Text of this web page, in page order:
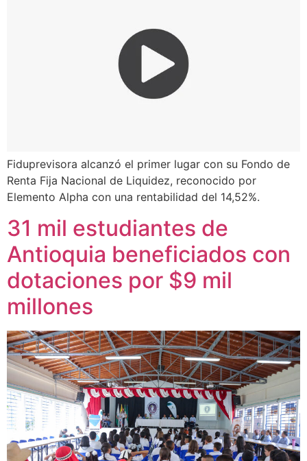
Fiduprevisora alcanzó el primer lugar con su Fondo de
Renta Fija Nacional de Liquidez, reconocido por
Elemento Alpha con una rentabilidad del 14,52%.
31 mil estudiantes de
Antioquia beneficiados con
dotaciones por $9 mil
millones